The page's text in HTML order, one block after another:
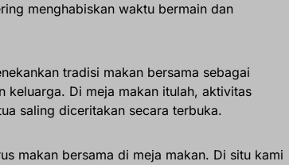
menghabiskan waktu bermain dan
tradisi makan bersama sebagai
keluarga. Di meja makan itulah, aktivitas
saling diceritakan secara terbuka.
makan bersama di meja makan. Di situ kami